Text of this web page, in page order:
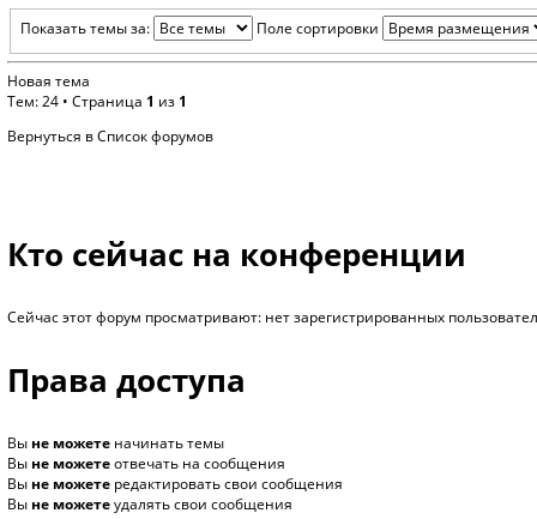
Показать темы за: Поле сортировки
Новая тема
Тем: 24 • Страница 1 из 1
Вернуться в Список форумов
Кто сейчас на конференции
Сейчас этот форум просматривают: нет зарегистрированных
Права доступа
Вы не можете начинать темы
Вы не можетеотвечать на сообщения
Вы не можете редактировать свои сообщения
Вы не можетеудалять свои сообщения